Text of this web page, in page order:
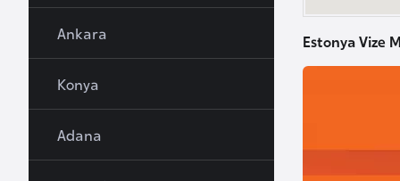
Estonya Vize
Ankara
Konya
Adana
b
a
y
c
a
n